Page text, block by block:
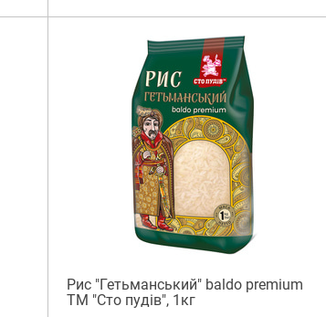
Рис "Гетьманський" baldo premium
ТМ "Сто пудів", 1кг